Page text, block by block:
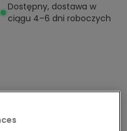
Dostępny, dostawa w
ciągu 4–6 dni roboczych